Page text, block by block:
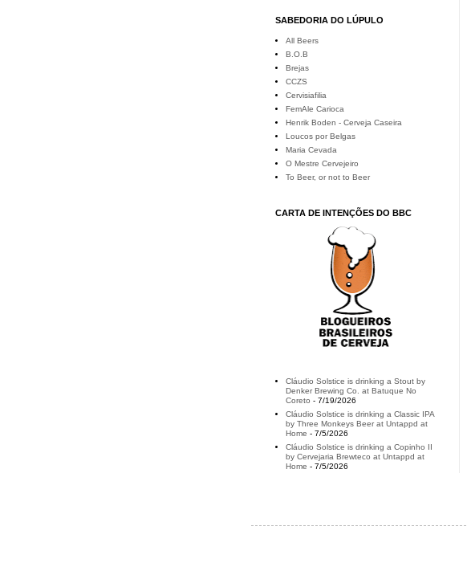
SABEDORIA DO LÚPULO
All Beers
B.O.B
Brejas
CCZS
Cervisiafilia
FemAle Carioca
Henrik Boden - Cerveja Caseira
Loucos por Belgas
Maria Cevada
O Mestre Cervejeiro
To Beer, or not to Beer
CARTA DE INTENÇÕES DO BBC
Cláudio Solstice is drinking a Stout by
Denker Brewing Co. at Batuque No
Coreto - 7/19/2026
Cláudio Solstice is drinking a Classic IPA
by Three Monkeys Beer at Untappd at
Home - 7/5/2026
Cláudio Solstice is drinking a Copinho II
by Cervejaria Brewteco at Untappd at
Home - 7/5/2026